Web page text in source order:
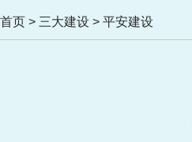
首页 > 三大建设 > 平安建设